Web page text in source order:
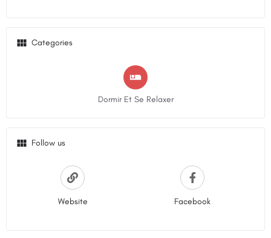
Categories
Dormir Et Se Relaxer
Follow us
Website Facebook